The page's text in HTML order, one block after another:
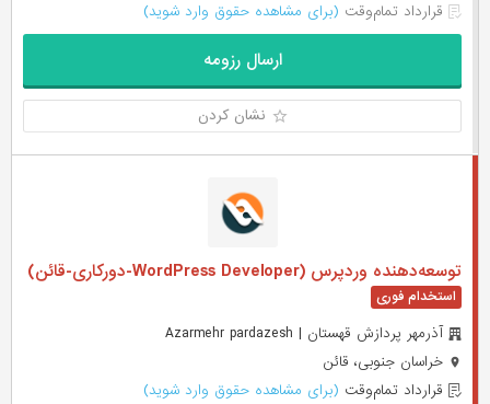
قرارداد تمام‌وقت (برای مشاهده حقوق وارد شوید)
ارسال رزومه
نشان کردن
توسعه‌دهنده وردپرس (WordPress Developer-دورکاری-قائن)
آذرمهر پردازش قهستان | Azarmehr pardazesh
خراسان جنوبی، قائن
قرارداد تمام‌وقت (برای مشاهده حقوق وارد شوید)